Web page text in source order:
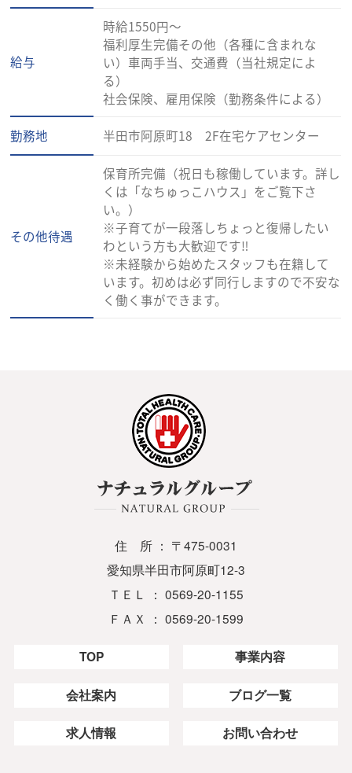
給与
時給1550円～
福利厚生完備その他（各種に含まれな
い）車両手当、交通費（当社規定によ
る）
社会保険、雇用保険（勤務条件による）
勤務地 半田市阿原町18 2F在宅ケアセンター
その他待遇
保育所完備（祝日も稼働しています。詳し
くは「なちゅっこハウス」をご覧下さ
い。）
※子育てが一段落しちょっと復帰したい
わという方も大歓迎です‼
※未経験から始めたスタッフも在籍して
います。初めは必ず同行しますので不安な
く働く事ができます。
住 所 ： 〒475-0031
愛知県半田市阿原町12-3
ＴＥＬ ： 0569-20-1155
ＦＡＸ ： 0569-20-1599
TOP 事業内容
会社案内 ブログ一覧
求人情報 お問い合わせ